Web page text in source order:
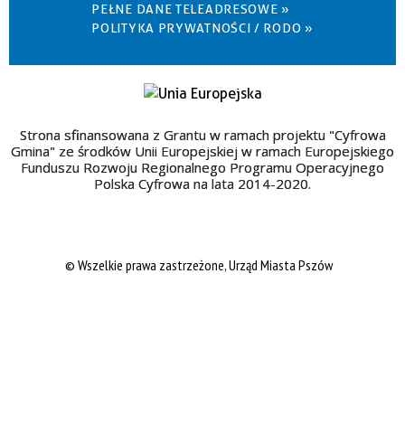
PEŁNE DANE TELEADRESOWE »
POLITYKA PRYWATNOŚCI / RODO »
Strona sfinansowana z Grantu w ramach projektu "Cyfrowa
Gmina" ze środków Unii Europejskiej w ramach Europejskiego
Funduszu Rozwoju Regionalnego Programu Operacyjnego
Polska Cyfrowa na lata 2014-2020.
© Wszelkie prawa zastrzeżone, Urząd Miasta Pszów